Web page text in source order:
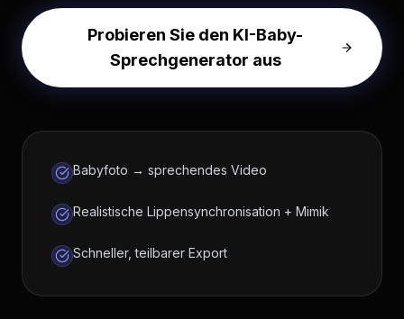
Probieren Sie den KI-Baby-
Sprechgenerator aus
Babyfoto → sprechendes Video
Realistische Lippensynchronisation + Mimik
Schneller, teilbarer Export